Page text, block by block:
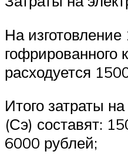
На
гофрированного
расходуется
Итого затраты
(Сэ) составят:
6000 рублей;